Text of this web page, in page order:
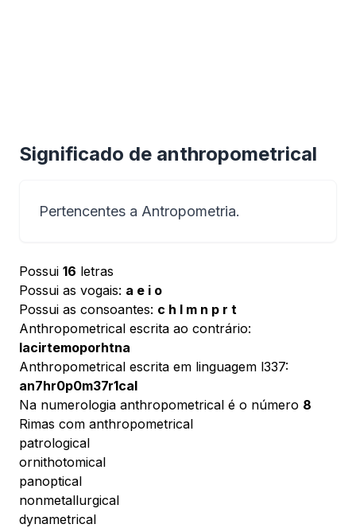
Significado de anthropometrical
Pertencentes a Antropometria.
Possui 16 letras
Possui as vogais: a e i o
Possui as consoantes: c h l m n p r t
Anthropometrical escrita ao contrário:
lacirtemoporhtna
Anthropometrical escrita em linguagem l337:
an7hr0p0m37r1cal
Na numerologia anthropometrical é o número 8
Rimas com anthropometrical
patrological
ornithotomical
panoptical
nonmetallurgical
dynametrical